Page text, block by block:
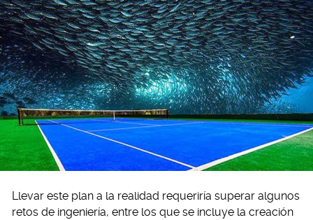
Llevar este plan a la realidad requeriría superar algunos
retos de ingeniería, entre los que se incluye la creación